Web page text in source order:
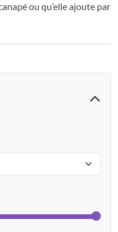
ou qu’elle ajoute par